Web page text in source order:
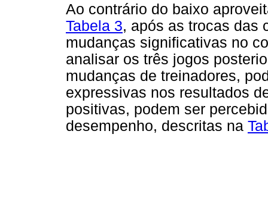
Ao contrário do baixo
Tabela 3, após as trocas das
mudanças significativas no
analisar os três jogos
mudanças de treinadores,
expressivas nos resultados
positivas, podem ser
desempenho, descritas na